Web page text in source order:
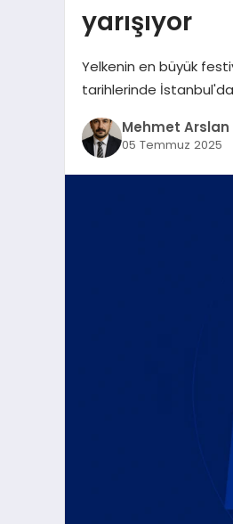
yarışıyor
Yelkenin en büyük
tarihlerinde İstanbul'da
Mehmet Arslan
05 Temmuz 2025